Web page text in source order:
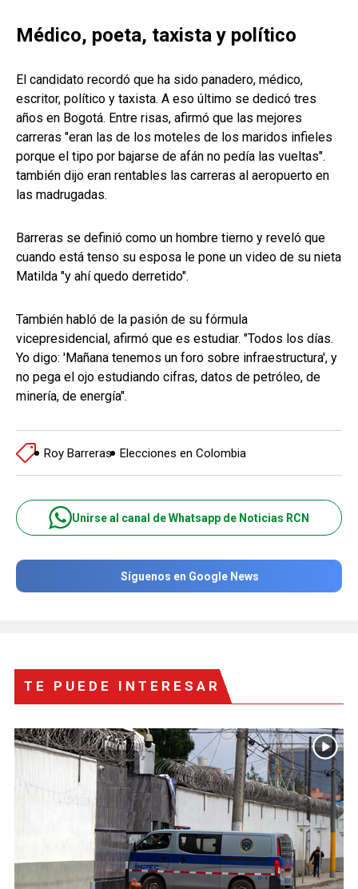
Médico, poeta, taxista y político
El candidato recordó que ha sido panadero, médico,
escritor, político y taxista. A eso último se dedicó tres
años en Bogotá. Entre risas, afirmó que las mejores
carreras "eran las de los moteles de los maridos infieles
porque el tipo por bajarse de afán no pedía las vueltas".
también dijo eran rentables las carreras al aeropuerto en
las madrugadas.
Barreras se definió como un hombre tierno y reveló que
cuando está tenso su esposa le pone un video de su nieta
Matilda "y ahí quedo derretido".
También habló de la pasión de su fórmula
vicepresidencial, afirmó que es estudiar. "Todos los días.
Yo digo: 'Mañana tenemos un foro sobre infraestructura', y
no pega el ojo estudiando cifras, datos de petróleo, de
minería, de energía".
Roy Barreras Elecciones en Colombia
Unirse al canal de Whatsapp de Noticias RCN
Síguenos en Google News
TE PUEDE INTERESAR